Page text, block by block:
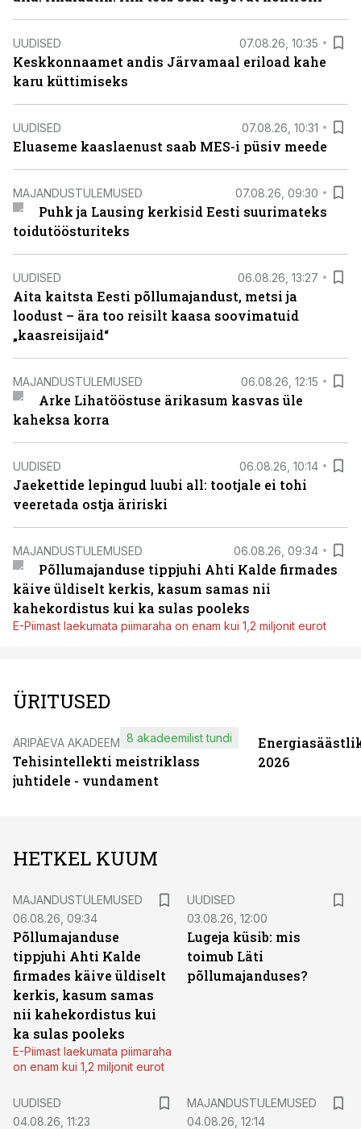
UUDISED 07.08.26, 10:35
Keskkonnaamet andis Järvamaal eriload kahe
karu küttimiseks
UUDISED 07.08.26, 10:31
Eluaseme kaaslaenust saab MES-i püsiv meede
MAJANDUSTULEMUSED 07.08.26, 09:30
Puhk ja Lausing kerkisid Eesti suurimateks
toidutöösturiteks
UUDISED 06.08.26, 13:27
Aita kaitsta Eesti põllumajandust, metsi ja
loodust – ära too reisilt kaasa soovimatuid
„kaasreisijaid“
MAJANDUSTULEMUSED 06.08.26, 12:15
Arke Lihatööstuse ärikasum kasvas üle
kaheksa korra
UUDISED 06.08.26, 10:14
Jaekettide lepingud luubi all: tootjale ei tohi
veeretada ostja äririski
MAJANDUSTULEMUSED 06.08.26, 09:34
Põllumajanduse tippjuhi Ahti Kalde firmades
käive üldiselt kerkis, kasum samas nii
kahekordistus kui ka sulas pooleks
E-Piimast laekumata piimaraha on enam kui 1,2 miljonit eurot
ÜRITUSED
ÄRIPÄEVA AKADEEMIA
Tehisintellekti meistriklass
juhtidele - vundament
8 akadeemilist tundi
2026
HETKEL KUUM
MAJANDUSTULEMUSED
06.08.26, 09:34
Põllumajanduse
tippjuhi Ahti Kalde
firmades käive üldiselt
kerkis, kasum samas
nii kahekordistus kui
ka sulas pooleks
E-Piimast laekumata piimaraha
on enam kui 1,2 miljonit eurot
UUDISED
03.08.26, 12:00
Lugeja küsib: mis
toimub Läti
põllumajanduses?
UUDISED
04.08.26, 11:23
MAJANDUSTULEMUSED
04.08.26, 12:14